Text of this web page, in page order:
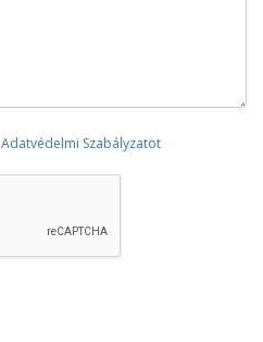
Adatvédelmi Szabályzatot